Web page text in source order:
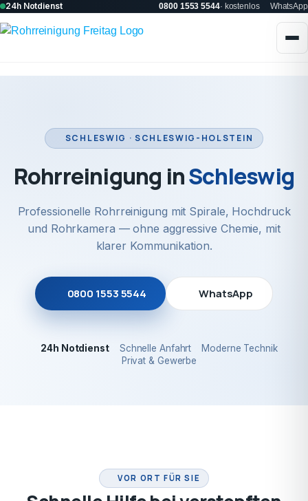
24h Notdienst 0800 1553 5544· kostenlos WhatsApp
SCHLESWIG · SCHLESWIG-HOLSTEIN
Rohrreinigung inSchleswig
Professionelle Rohrreinigung mit Spirale, Hochdruck
und Rohrkamera — ohne aggressive Chemie, mit
klarer Kommunikation.
0800 1553 5544 WhatsApp
24h Notdienst Schnelle Anfahrt
Moderne Technik
Privat & Gewerbe
VOR ORT FÜR SIE